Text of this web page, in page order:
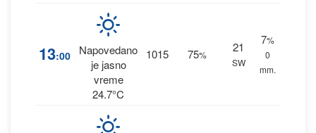
13:00
Napovedano
je jasno
vreme
24.7°C
1015 75%
21
SW
7%
0
mm.